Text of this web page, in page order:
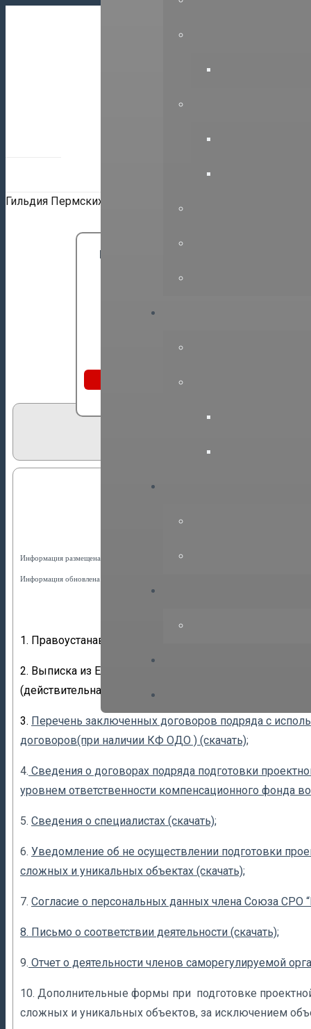
Гильдия Пермских Проектировщиков
НАШИ ПАРТНЕРЫ:
Союз СРО “ГПП””
заявка на обучение или
Информация размещена: 01.07.2017, 16:49:39
Информация обновлена: 04.03.2026, 19:34:29
1. Правоустанавливающие документы;
2. Выписка из Единого государственного реестра,
(действительна в течение 5 дней);
3. Перечень заключенных договоров подряда с
договоров(при наличии КФ ОДО ) (скачать);
4. Сведения о договорах подряда подготовки
уровнем ответственности компенсационного фонда
5. Сведения о специалистах (скачать);
6. Уведомление об не осуществлении подготовки
сложных и уникальных объектах (скачать);
7. Согласие о персональных данных члена Союза СРО
8. Письмо о соответствии деятельности (скачать);
9. Отчет о деятельности членов саморегулируемой
10. Дополнительные формы при подготовке
сложных и уникальных объектов, за исключением